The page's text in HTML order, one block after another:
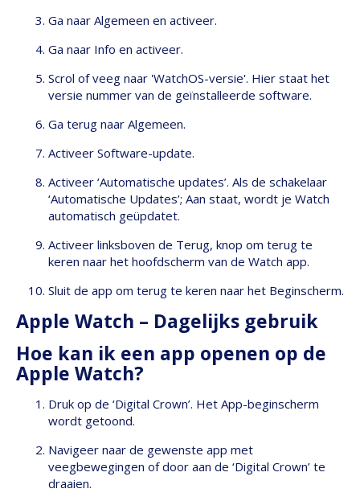
Ga naar Algemeen en activeer.
Ga naar Info en activeer.
Scrol of veeg naar 'WatchOS-versie'. Hier staat het
versie nummer van de geïnstalleerde software.
Ga terug naar Algemeen.
Activeer Software-update.
Activeer ‘Automatische updates’. Als de schakelaar
‘Automatische Updates’; Aan staat, wordt je Watch
automatisch geüpdatet.
Activeer linksboven de Terug, knop om terug te
keren naar het hoofdscherm van de Watch app.
Sluit de app om terug te keren naar het Beginscherm.
Apple Watch – Dagelijks gebruik
Hoe kan ik een app openen op de
Apple Watch?
Druk op de ‘Digital Crown’. Het App-beginscherm
wordt getoond.
Navigeer naar de gewenste app met
veegbewegingen of door aan de ‘Digital Crown’ te
draaien.